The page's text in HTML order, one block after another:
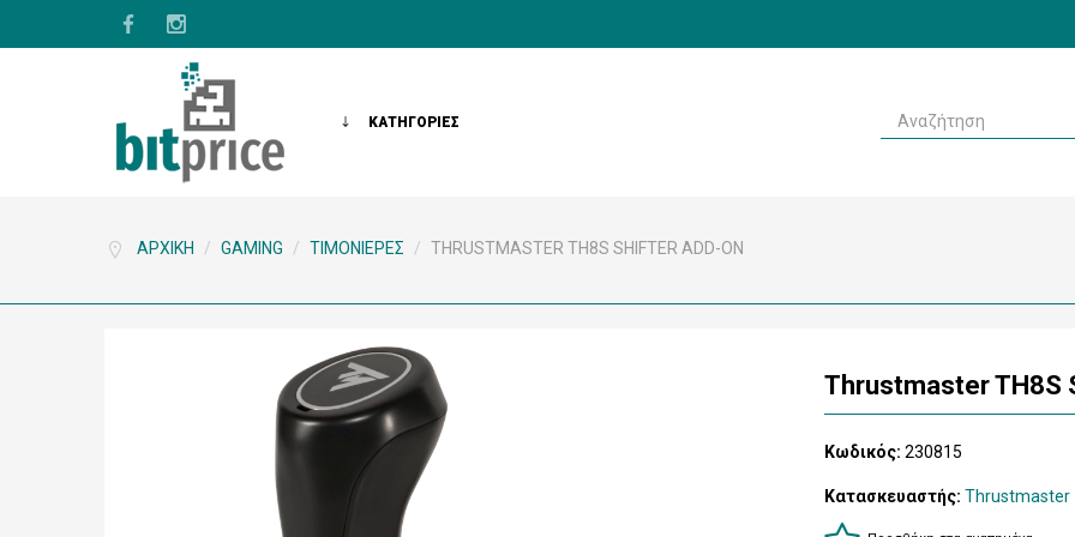
ΚΑΤΗΓΟΡΙΕΣ
ΑΡΧΙΚΉ / GAMING / ΤΙΜΟΝΙΈΡΕΣ / THRUSTMASTER TH8S SHIFTER ADD-ON
Thrustmaster TH8S
Κωδικός: 230815
Κατασκευαστής: Thrustmaster